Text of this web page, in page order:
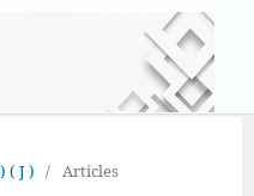
( J ) / Articles